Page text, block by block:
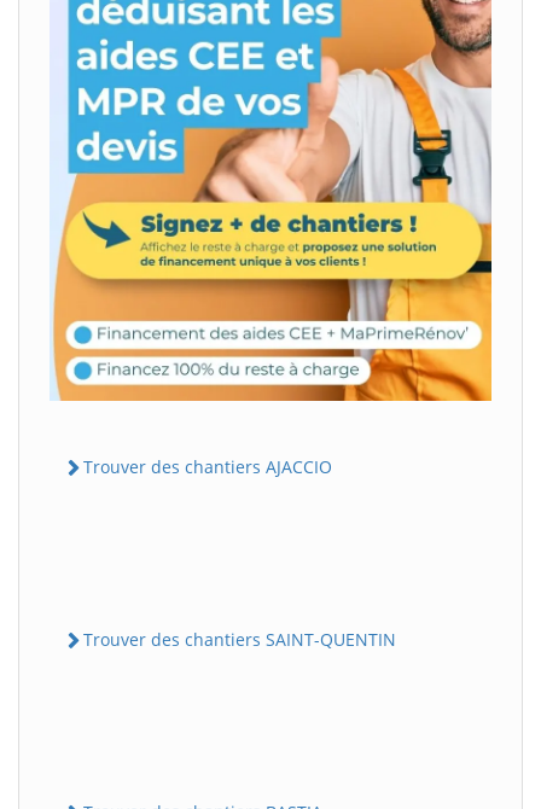
Trouver des chantiers AJACCIO
Trouver des chantiers SAINT-QUENTIN